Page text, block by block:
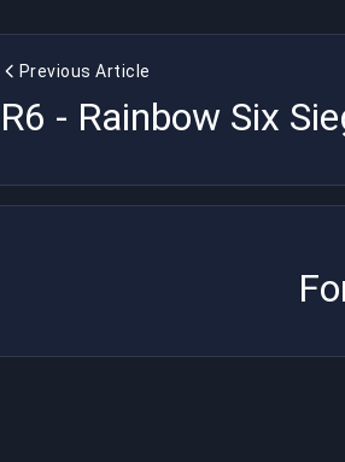
Previous Article
R6 - Rainbow Six